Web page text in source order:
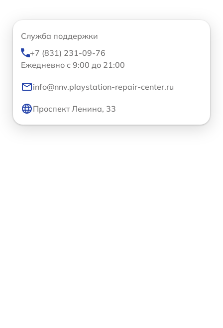
Служба поддержки
+7 (831) 231-09-76
Ежедневно с 9:00 до 21:00
info@nnv.playstation-repair-center.ru
Проспект Ленина, 33